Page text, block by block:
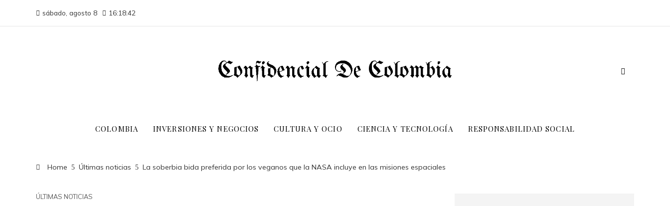
sábado, agosto 8 16:18:43
COLOMBIA INVERSIONES Y NEGOCIOS CULTURA Y OCIO CIENCIA Y TECNOLOGÍA RESPONSABILIDAD SOCIAL
Home Últimas noticias La soberbia bida preferida por los veganos que la NASA incluye en las misiones espaciales
ÚLTIMAS NOTICIAS